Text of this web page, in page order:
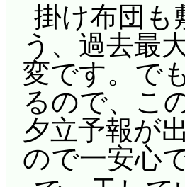
掛け布団も
う、過去最
変です。で
るので、こ
夕立予報が
ので一安心